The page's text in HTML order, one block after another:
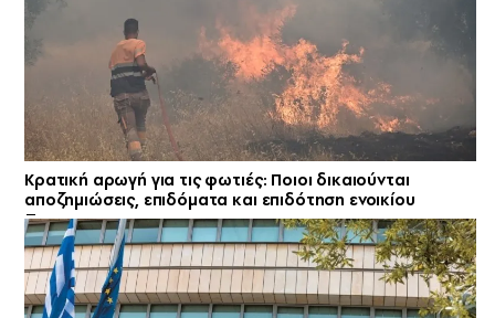
Κρατική αρωγή για τις φωτιές: Ποιοι δικαιούνται
αποζημιώσεις, επιδόματα και επιδότηση ενοικίου